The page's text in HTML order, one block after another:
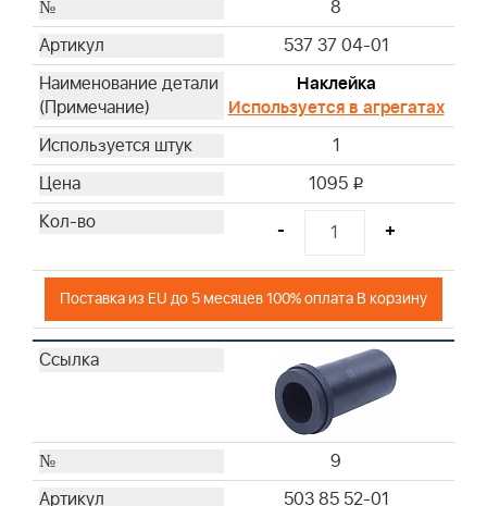
8
537 37 04-01
Наклейка
Используется в агрегатах
1
1095 i
- +
Поставка из EU до 5 месяцев 100% оплата В корзину
9
503 85 52-01